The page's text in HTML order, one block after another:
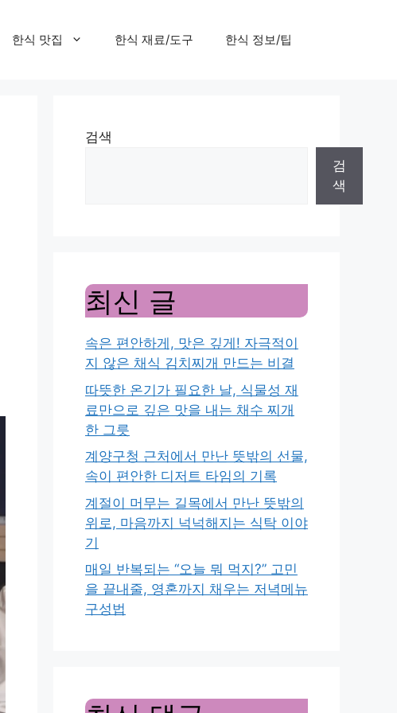
한식 맛집 한식 재료/도구 한식 정보/팁
검색
검
색
최신 글
속은 편안하게, 맛은 깊게! 자극적이
지 않은 채식 김치찌개 만드는 비결
따뜻한 온기가 필요한 날, 식물성 재
료만으로 깊은 맛을 내는 채수 찌개
한 그릇
계양구청 근처에서 만난 뜻밖의 선물,
속이 편안한 디저트 타임의 기록
계절이 머무는 길목에서 만난 뜻밖의
위로, 마음까지 넉넉해지는 식탁 이야
기
매일 반복되는 “오늘 뭐 먹지?” 고민
을 끝내줄, 영혼까지 채우는 저녁메뉴
구성법